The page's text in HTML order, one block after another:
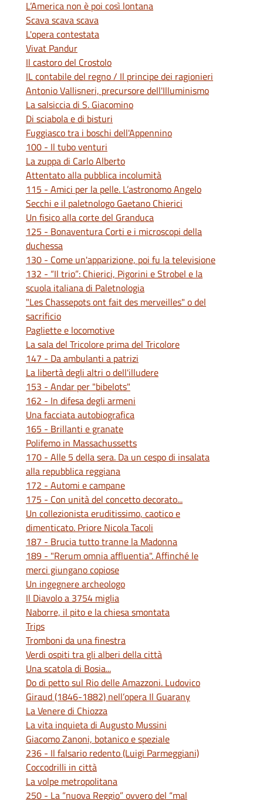
L’America non è poi così lontana
Scava scava scava
L'opera contestata
Vivat Pandur
Il castoro del Crostolo
IL contabile del regno / Il principe dei ragionieri
Antonio Vallisneri, precursore dell'Illuminismo
La salsiccia di S. Giacomino
Di sciabola e di bisturi
Fuggiasco tra i boschi dell'Appennino
100 - Il tubo venturi
La zuppa di Carlo Alberto
Attentato alla pubblica incolumità
115 - Amici per la pelle. L’astronomo Angelo
Secchi e il paletnologo Gaetano Chierici
Un fisico alla corte del Granduca
125 - Bonaventura Corti e i microscopi della
duchessa
130 - Come un'apparizione, poi fu la televisione
132 - “Il trio”: Chierici, Pigorini e Strobel e la
scuola italiana di Paletnologia
"Les Chassepots ont fait des merveilles" o del
sacrificio
Pagliette e locomotive
La sala del Tricolore prima del Tricolore
147 - Da ambulanti a patrizi
La libertà degli altri o dell'illudere
153 - Andar per "bibelots"
162 - In difesa degli armeni
Una facciata autobiografica
165 - Brillanti e granate
Polifemo in Massachussetts
170 - Alle 5 della sera. Da un cespo di insalata
alla repubblica reggiana
172 - Automi e campane
175 - Con unità del concetto decorato...
Un collezionista eruditissimo, caotico e
dimenticato. Priore Nicola Tacoli
187 - Brucia tutto tranne la Madonna
189 - "Rerum omnia affluentia". Affinché le
merci giungano copiose
Un ingegnere archeologo
Il Diavolo a 3754 miglia
Naborre, il pito e la chiesa smontata
Trips
Tromboni da una finestra
Verdi ospiti tra gli alberi della città
Una scatola di Bosia...
Do di petto sul Rio delle Amazzoni. Ludovico
Giraud (1846-1882) nell’opera Il Guarany
La Venere di Chiozza
La vita inquieta di Augusto Mussini
Giacomo Zanoni, botanico e speziale
236 - Il falsario redento (Luigi Parmeggiani)
Coccodrilli in città
La volpe metropolitana
250 - La “nuova Reggio” ovvero del “mal